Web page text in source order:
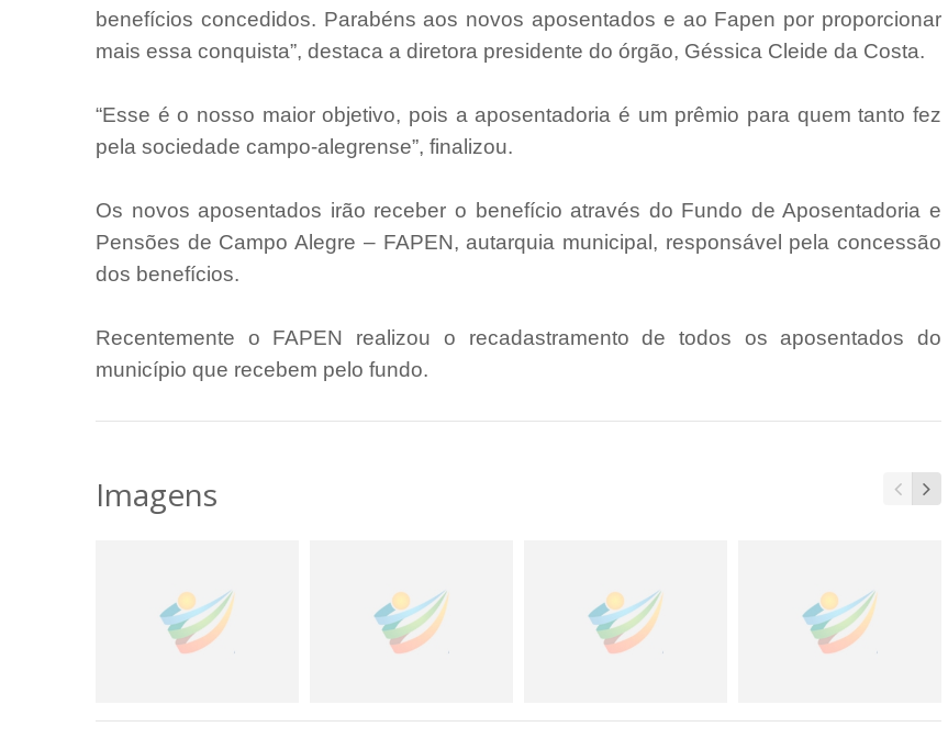
benefícios concedidos. Parabéns aos novos aposentados e ao Fapen por proporcionar
mais essa conquista”, destaca a diretora presidente do órgão, Géssica Cleide da Costa.
“Esse é o nosso maior objetivo, pois a aposentadoria é um prêmio para quem tanto fez
pela sociedade campo-alegrense”, finalizou.
Os novos aposentados irão receber o benefício através do Fundo de Aposentadoria e
Pensões de Campo Alegre – FAPEN, autarquia municipal, responsável pela concessão
dos benefícios.
Recentemente o FAPEN realizou o recadastramento de todos os aposentados do
município que recebem pelo fundo.
Imagens